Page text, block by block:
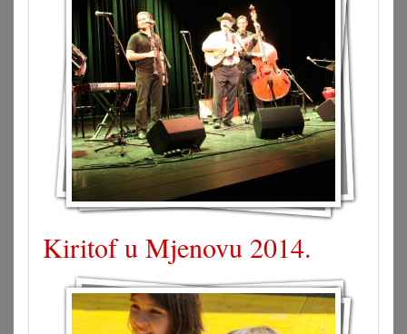
Kiritof u Mjenovu 2014.